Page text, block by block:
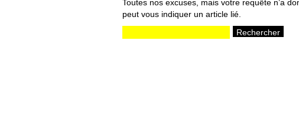
Toutes nos excuses, mais votre requête n’a
peut vous indiquer un article lié.